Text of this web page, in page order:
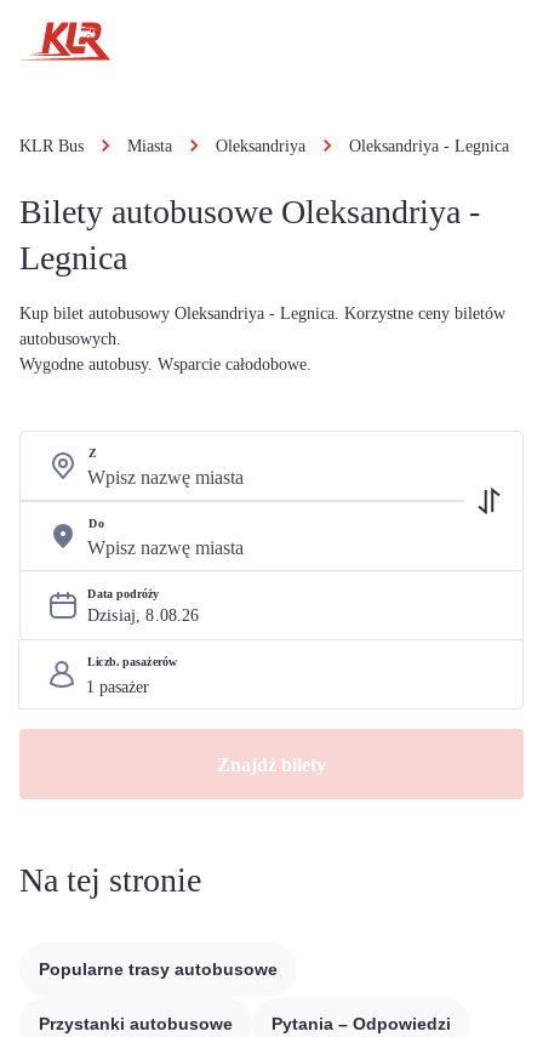
KLR Bus Miasta Oleksandriya Oleksandriya - Legnica
Bilety autobusowe Oleksandriya -
Legnica
Kup bilet autobusowy Oleksandriya - Legnica. Korzystne ceny biletów
autobusowych.
Wygodne autobusy. Wsparcie całodobowe.
Z
Do
Data podróży
Dzisiaj, 8.08.26
Liczb. pasażerów
Znajdź bilety
Na tej stronie
Popularne trasy autobusowe
Przystanki autobusowe Pytania – Odpowiedzi